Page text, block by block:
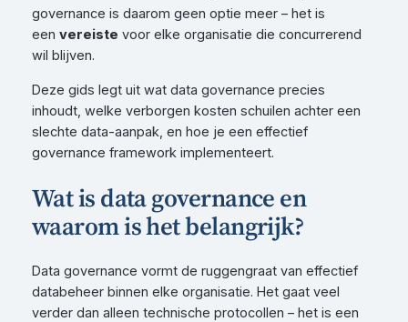
governance is daarom geen optie meer – het is
een vereiste voor elke organisatie die concurrerend
wil blijven.
Deze gids legt uit wat data governance precies
inhoudt, welke verborgen kosten schuilen achter een
slechte data-aanpak, en hoe je een effectief
governance framework implementeert.
Wat is data governance en
waarom is het belangrijk?
Data governance vormt de ruggengraat van effectief
databeheer binnen elke organisatie. Het gaat veel
verder dan alleen technische protocollen – het is een